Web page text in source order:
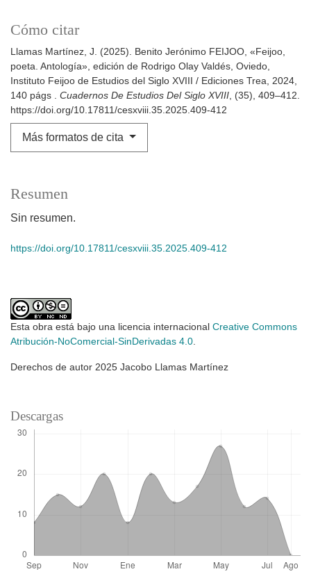
Cómo citar
Llamas Martínez, J. (2025). Benito Jerónimo FEIJOO, «Feijoo,
poeta. Antología», edición de Rodrigo Olay Valdés, Oviedo,
Instituto Feijoo de Estudios del Siglo XVIII / Ediciones Trea, 2024,
140 págs . Cuadernos De Estudios Del Siglo XVIII , (35), 409–412.
https://doi.org/10.17811/cesxviii.35.2025.409-412
Más formatos de cita
Resumen
Sin resumen.
https://doi.org/10.17811/cesxviii.35.2025.409-412
Esta obra está bajo una licencia internacional Creative Commons
Atribución-NoComercial-SinDerivadas 4.0
Derechos de autor 2025 Jacobo Llamas Martínez
Descargas